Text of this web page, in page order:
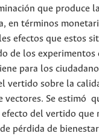
que produce
en términos
efectos que estos
de los experimentos
para los
vertido sobre la
Se estimó
del vertido que
pérdida de